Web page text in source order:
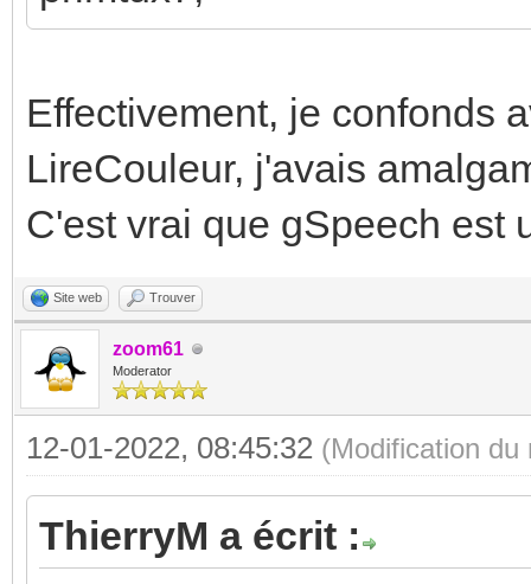
Effectivement, je confonds
LireCouleur, j'avais
C'est vrai que gSpeech est
Site web Trouver
zoom61
Moderator
12-01-2022, 08:45:32 (Modification
ThierryM a écrit :